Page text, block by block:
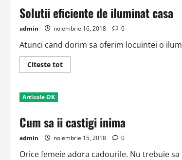
Solutii eficiente de iluminat casa
admin noiembrie 16, 2018 0
Atunci cand dorim sa oferim locuintei o
Citeste totRead
more
Articole OK
Cum sa ii castigi inima
admin noiembrie 15, 2018 0
Orice femeie adora cadourile. Nu trebuie